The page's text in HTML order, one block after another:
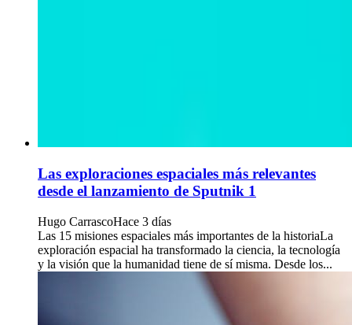
Las exploraciones espaciales más relevantes
desde el lanzamiento de Sputnik 1
Hugo CarrascoHace 3 días
Las 15 misiones espaciales más importantes de la historiaLa
exploración espacial ha transformado la ciencia, la tecnología
y la visión que la humanidad tiene de sí misma. Desde los...